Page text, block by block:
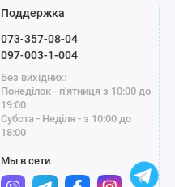
Поддержка
073-357-08-04
097-003-1-004
Без вихідних:
Понеділок - п'ятниця з 10:00 до
19:00
Субота - Неділя - з 10:00 до
18:00
Мы в сети